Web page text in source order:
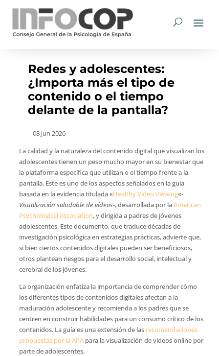
Redes y adolescentes:
¿Importa más el tipo de
contenido o el tiempo
delante de la pantalla?
08 Jun 2026
La calidad y la naturaleza del contenido digital que visualizan los
adolescentes tienen un peso mucho mayor en su bienestar que
la plataforma específica que utilizan o el tiempo frente a la
pantalla. Este es uno de los aspectos señalados en la guía
basada en la evidencia titulada «Healthy Video Viewing«-
Visualización saludable de vídeos-, desarrollada por laAmerican
Psychological Association, y dirigida a padres de jóvenes
adolescentes. Este documento, que traduce décadas de
investigación psicológica en estrategias prácticas, advierte que,
si bien ciertos contenidos digitales pueden ser beneficiosos,
otros plantean riesgos para el desarrollo social, intelectual y
cerebral de los jóvenes.
La organización enfatiza la importancia de comprender cómo
los diferentes tipos de contenidos digitales afectan a la
maduración adolescente y recomienda a los padres que se
centren en construir habilidades para un consumo crítico de los
contenidos. La guía es una extensión de las recomendaciones
propuestas por la APApara la visualización de vídeos online por
parte de adolescentes.